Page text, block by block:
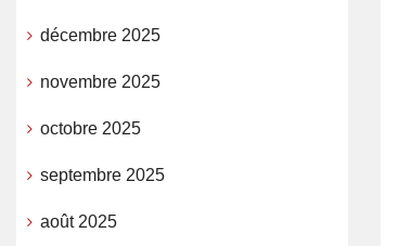
décembre 2025
novembre 2025
octobre 2025
septembre 2025
août 2025